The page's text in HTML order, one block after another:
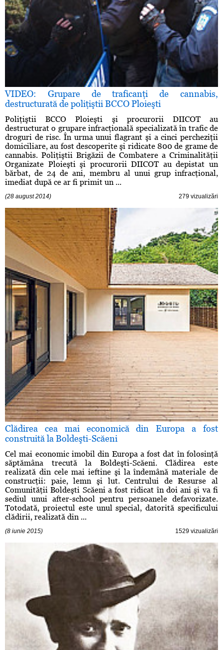
VIDEO: Grupare de traficanţi de cannabis,
destructurată de poliţiştii BCCO Ploieşti
Poliţiştii BCCO Ploieşti şi procurorii DIICOT au
destructurat o grupare infracţională specializată în trafic de
droguri de risc. În urma unui flagrant şi a cinci percheziţii
domiciliare, au fost descoperite şi ridicate 800 de grame de
cannabis. Poliţiştii Brigăzii de Combatere a Criminalităţii
Organizate Ploieşti şi procurorii DIICOT au depistat un
bărbat, de 24 de ani, membru al unui grup infracţional,
imediat după ce ar fi primit un ...
(28 august 2014) 279 vizualizări
Clădirea cea mai economică din Europa a fost
construită la Boldeşti-Scăeni
Cel mai economic imobil din Europa a fost dat în folosinţă
săptămâna trecută la Boldeşti-Scăeni. Clădirea este
realizată din cele mai ieftine şi la îndemână materiale de
construcţii: paie, lemn şi lut. Centrului de Resurse al
Comunităţii Boldeşti Scăeni a fost ridicat în doi ani şi va fi
sediul unui after-school pentru persoanele defavorizate.
Totodată, proiectul este unul special, datorită specificului
clădirii, realizată din ...
(8 iunie 2015) 1529 vizualizări